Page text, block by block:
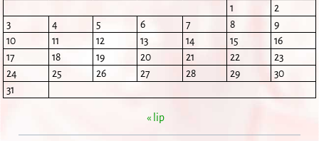
1
2
3
4 5 6 7 8
9
10
11 12 13 14 15
16
17
18 19 20 21 22
23
24
25 26 27 28 29
30
31
« lip